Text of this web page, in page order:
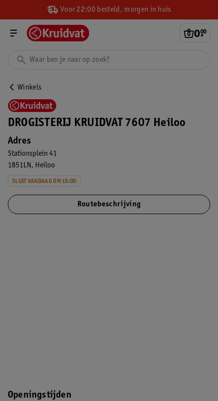
Voor 22:00 besteld, morgen in huis
0.
00
Winkels
DROGISTERIJ KRUIDVAT 7607 Heiloo
Adres
Stationsplein 41
1851LN
Heiloo
SLUIT VANDAAG OM 18:00
Routebeschrijving
Openingstijden